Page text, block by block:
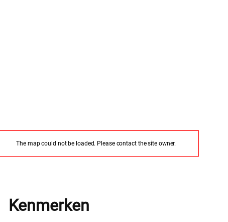
The map could not be loaded. Please contact the site owner.
Kenmerken